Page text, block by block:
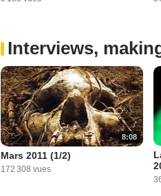
Interviews,
8:08
Mars 2011 (1/2)
172 308 vues